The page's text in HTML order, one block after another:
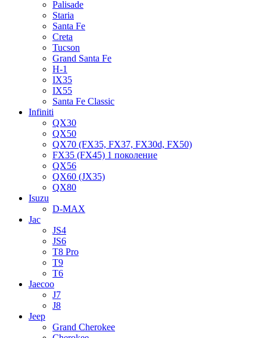
Palisade
Staria
Santa Fe
Creta
Tucson
Grand Santa Fe
H-1
IX35
IX55
Santa Fe Classic
Infiniti
QX30
QX50
QX70 (FX35, FX37, FX30d, FX50)
FX35 (FX45) 1 поколение
QX56
QX60 (JX35)
QX80
Isuzu
D-MAX
Jac
JS4
JS6
T8 Pro
T9
T6
Jaecoo
J7
J8
Jeep
Grand Cherokee